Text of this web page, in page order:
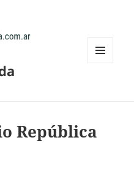
República